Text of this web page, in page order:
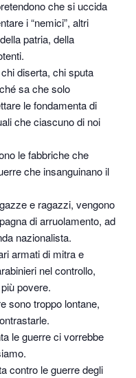
che si uccida
i “nemici”, altri
patria, della
chi diserta, chi sputa
sa che solo
le fondamenta di
che ciascuno di noi
le fabbriche che
che insanguinano il
e ragazzi, vengono
di arruolamento, ad
nazionalista.
armati di mitra e
nel controllo,
povere.
sono troppo lontane,
le guerre ci vorrebbe
contro le guerre degli